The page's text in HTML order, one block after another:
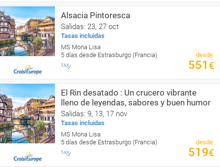
Alsacia Pintoresca
Salidas: 23, 27 oct
Tasas incluidas
MS Mona Lisa
5 días desde Estrasburgo (Francia)
desde
551 €
El Rin desatado : Un crucero vibrante
lleno de leyendas, sabores y buen humor
Salidas: 9, 13, 17 nov
Tasas incluidas
MS Mona Lisa
5 días desde Estrasburgo (Francia)
desde
519€